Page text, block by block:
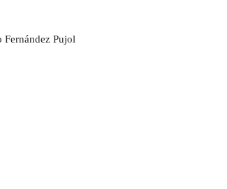
Fernández Pujol